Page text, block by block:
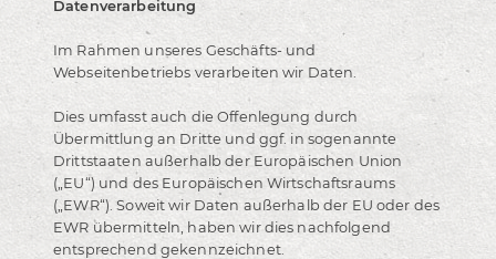
Datenverarbeitung
Im Rahmen unseres Geschäfts- und
Webseitenbetriebs verarbeiten wir Daten.
Dies umfasst auch die Offenlegung durch
Übermittlung an Dritte und ggf. in sogenannte
Drittstaaten außerhalb der Europäischen Union
(„EU“) und des Europäischen Wirtschaftsraums
(„EWR“). Soweit wir Daten außerhalb der EU oder des
EWR übermitteln, haben wir dies nachfolgend
entsprechend gekennzeichnet.